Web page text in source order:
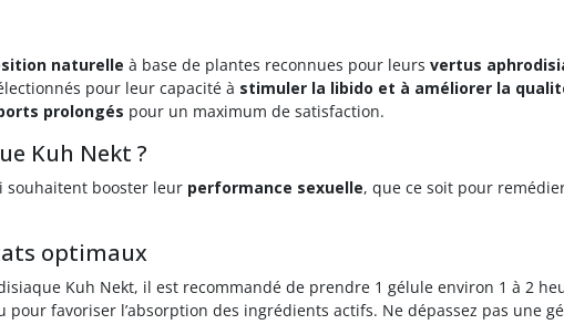
naturelle à base de plantes reconnues pour leurs vertus
pour leur capacité à stimuler la libido et à améliorer la
prolongés pour un maximum de satisfaction.
Kuh Nekt ?
souhaitent booster leur performance sexuelle, que ce soit pour
optimaux
Kuh Nekt, il est recommandé de prendre 1 gélule environ 1 à 2
favoriser l’absorption des ingrédients actifs. Ne dépassez pas une